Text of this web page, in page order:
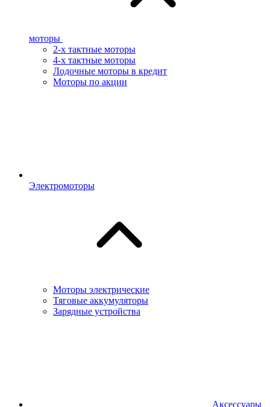
моторы
2-х тактные моторы
4-х тактные моторы
Лодочные моторы в кредит
Моторы по акции
Электромоторы
Моторы электрические
Тяговые аккумуляторы
Зарядные устройства
Аксессуары